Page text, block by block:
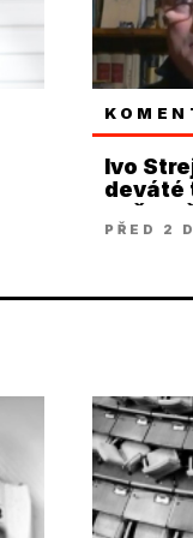
Ivo
deváté
snad
PŘED 2